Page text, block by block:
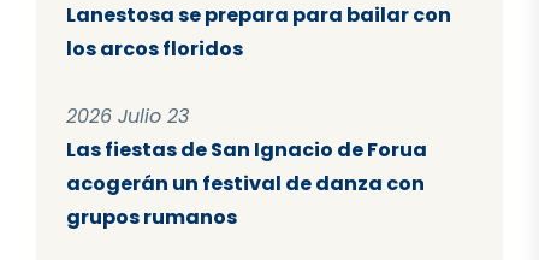
Lanestosa se prepara para bailar con
los arcos floridos
2026 Julio 23
Las fiestas de San Ignacio de Forua
acogerán un festival de danza con
grupos rumanos